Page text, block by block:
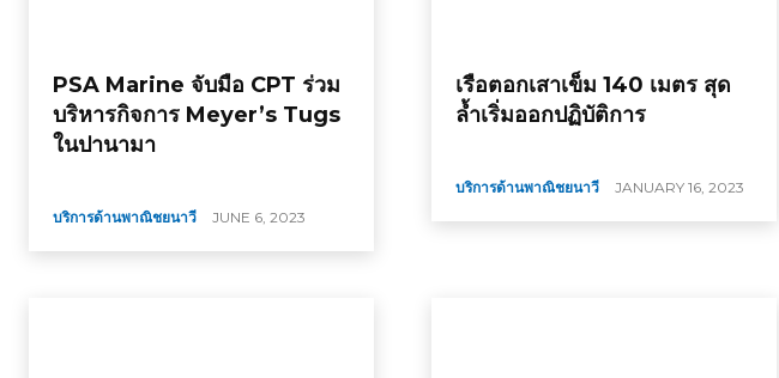
PSA Marine จับมือ CPT ร่วม
บริหารกิจการ Meyer’s Tugs
ในปานามา
บริการด้านพาณิชยนาวี JUNE 6, 2023
เรือตอกเสาเข็ม 140 เมตร สุด
ล้ำเริ่มออกปฏิบัติการ
บริการด้านพาณิชยนาวี JANUARY 16, 2023